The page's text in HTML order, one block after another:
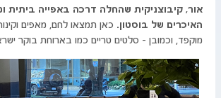
אור, קיבוצניקית שהחלה דרכה באפייה ביתית
האיכרים של בוסטון. כאן תמצאו לחם, מאפים
מוקפד, וכמובן - סלטים טריים כמו בארוחת בוקר